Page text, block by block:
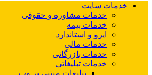
خدمات سایت
خدمات مشاوره و حقوقی
خدمات بیمه
ایزو و استاندارد
خدمات مالی
خدمات بازرگانی
خدمات تبلیغاتی
تبلیغات مبتنی بر وب